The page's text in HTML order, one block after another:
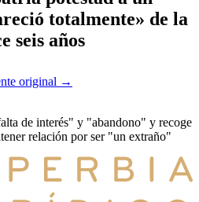
totalmente» de la
seis años
original →
de interés" y "abandono" y recoge
relación por ser "un extraño"